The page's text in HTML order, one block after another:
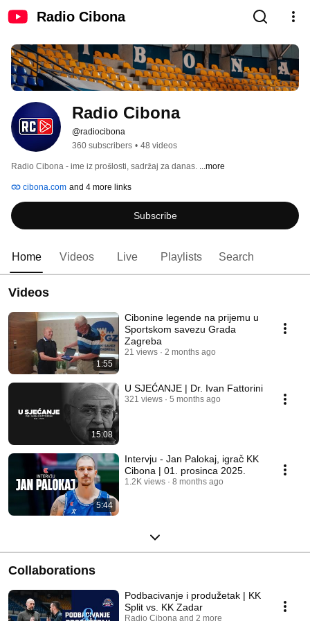
Radio Cibona
Radio Cibona
@radiocibona
360 subscribers • 48 videos
Radio Cibona - ime iz prošlosti, sadržaj za danas. ...more
cibona.com and 4 more links
Subscribe
Home Videos Live Playlists Search
Videos
1:55
Cibonine legende na prijemu u
Sportskom savezu Grada
Zagreba
21 views 2 months ago
15:08
U SJEĆANJE | Dr. Ivan Fattorini
321 views 5 months ago
5:44
Intervju - Jan Palokaj, igrač KK
Cibona | 01. prosinca 2025.
1.2K views 8 months ago
Collaborations
Podbacivanje i produžetak | KK
Split vs. KK Zadar
Radio Cibona and 2 more